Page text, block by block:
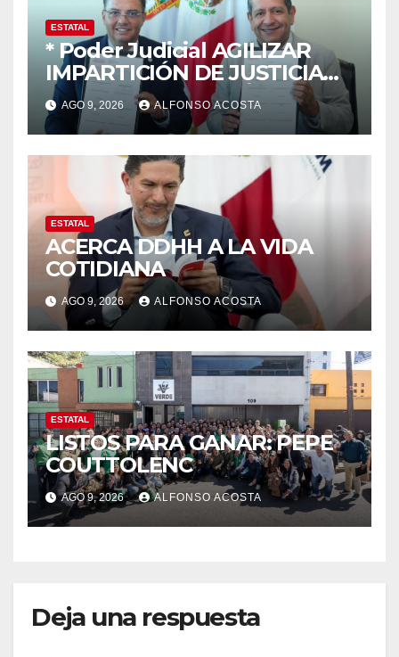
ESTATAL
* Poder Judicial AGILIZAR
IMPARTICIÓN DE JUSTICIA
CON DIGITALIZACIÓN DE
INFORMES
AGO 9, 2026 ALFONSO ACOSTA
ESTATAL
ACERCA DDHH A LA VIDA
COTIDIANA
AGO 9, 2026 ALFONSO ACOSTA
ESTATAL
LISTOS PARA GANAR: PEPE
COUTTOLENC
AGO 9, 2026 ALFONSO ACOSTA
Deja una respuesta